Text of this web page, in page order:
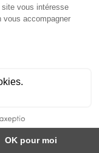
ET LÉGUMES PAR JOUR -
d'un mode de vie sain et
varié et équilibré.